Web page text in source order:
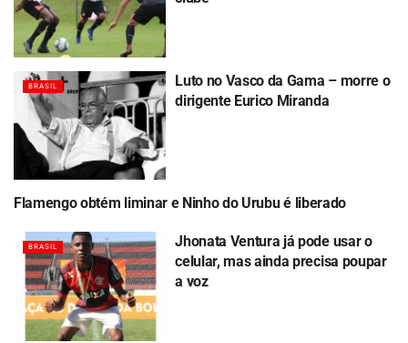
BRASIL
Luto no Vasco da Gama – morre o
dirigente Eurico Miranda
BRASIL
Flamengo obtém liminar e Ninho do Urubu é liberado
BRASIL
Jhonata Ventura já pode usar o
celular, mas ainda precisa poupar
a voz